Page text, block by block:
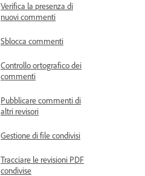
Verifica la presenza di
nuovi commenti
Sblocca commenti
Controllo ortografico dei
commenti
Pubblicare commenti di
altri revisori
Gestione di file condivisi
Tracciare le revisioni PDF
condivise